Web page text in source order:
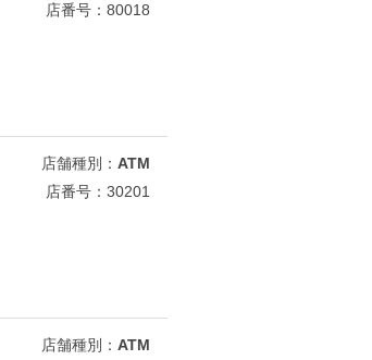
店番号：80018
店舗種別： ATM
店番号：30201
店舗種別： ATM